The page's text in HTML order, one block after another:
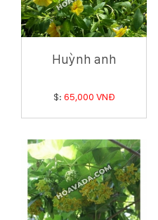
Huỳnh anh
$: 65,000 VNĐ